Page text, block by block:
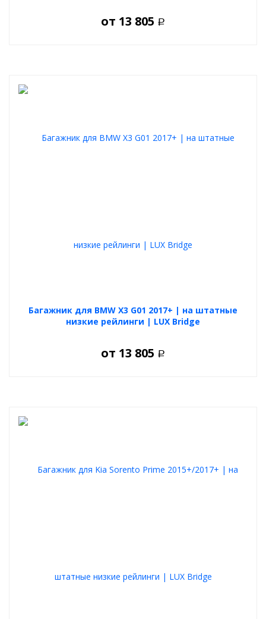
от 13 805 Р
Багажник для BMW X3 G01 2017+ | на штатные
низкие рейлинги | LUX Bridge
от 13 805 Р